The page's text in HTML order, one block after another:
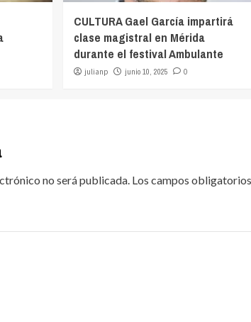
CULTURA Gael García impartirá
clase magistral en Mérida
durante el festival Ambulante
julianp junio 10, 2025 0
no será publicada. Los campos